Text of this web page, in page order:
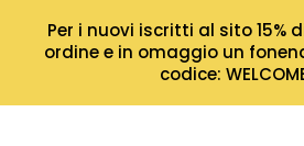
Per i nuovi iscritti al sito 15%
ordine e in omaggio un
codice: